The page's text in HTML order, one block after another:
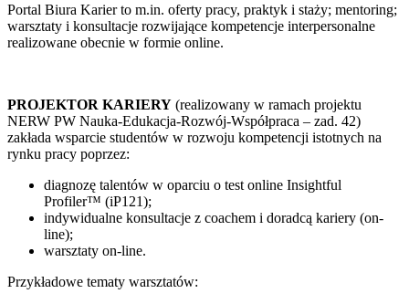
Portal Biura Karier to m.in. oferty pracy, praktyk i staży; mentoring;
warsztaty i konsultacje rozwijające kompetencje interpersonalne
realizowane obecnie w formie online.
PROJEKTOR KARIERY (realizowany w ramach projektu
NERW PW Nauka-Edukacja-Rozwój-Współpraca – zad. 42)
zakłada wsparcie studentów w rozwoju kompetencji istotnych na
rynku pracy poprzez:
diagnozę talentów w oparciu o test online Insightful
Profiler™ (iP121);
indywidualne konsultacje z coachem i doradcą kariery (on-
line);
warsztaty on-line.
Przykładowe tematy warsztatów: